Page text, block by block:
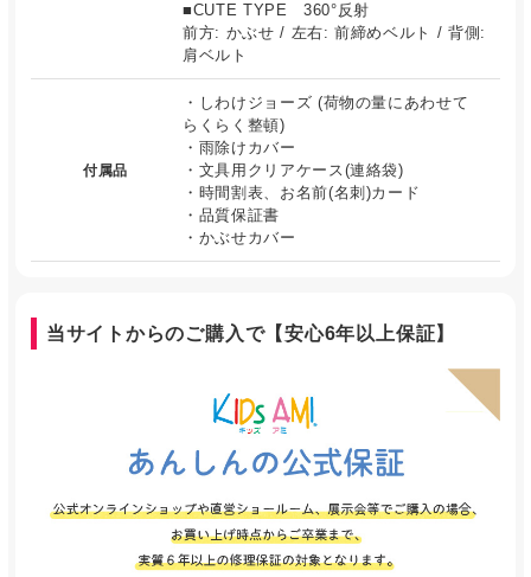
■CUTE TYPE 360°反射
前方: かぶせ / 左右: 前締めベルト / 背側:
肩ベルト
付属品
・しわけジョーズ (荷物の量にあわせて
らくらく整頓)
・雨除けカバー
・文具用クリアケース(連絡袋)
・時間割表、お名前(名刺)カード
・品質保証書
・かぶせカバー
当サイトからのご購入で【安心6年以上保証】